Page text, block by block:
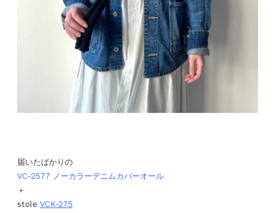
届いたばかりの
VC-2577 ノーカラーデニムカバーオール
＋
stole VCK-275